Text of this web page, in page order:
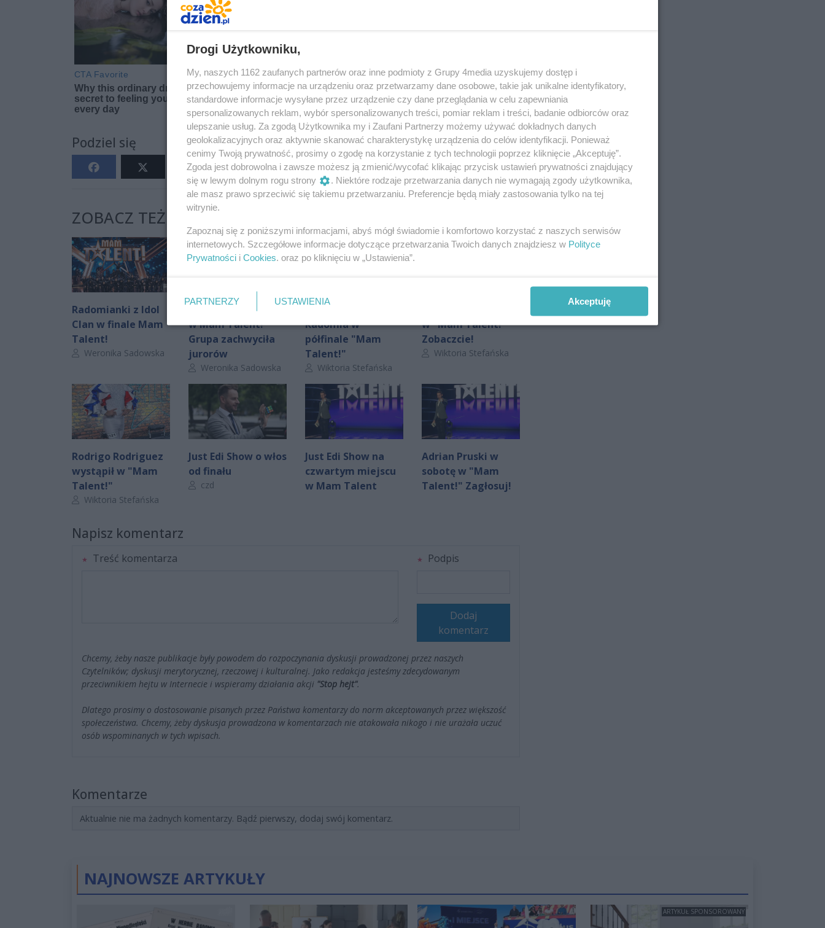
Podziel się Oceń
0 0
ZOBACZ TEŻ:
Radomianki z Idol
Clan w finale Mam
Talent!
Autor artykułu:
Weronika Sadowska
Tancerki z Radomia
w Mam Talent!
Grupa zachwyciła
jurorów
Autor artykułu:
Weronika Sadowska
Radomia w
półfinale "Mam
Talent!"
Autor artykułu:
Wiktoria Stefańska
w "Mam Talent!"
Zobaczcie!
Autor artykułu:
Wiktoria Stefańska
Rodrigo Rodriguez
wystąpił w "Mam
Talent!"
Autor artykułu:
Wiktoria Stefańska
Just Edi Show o włos
od finału
Autor artykułu:
czd
Just Edi Show na
czwartym miejscu
w Mam Talent
Adrian Pruski w
sobotę w "Mam
Talent!" Zagłosuj!
Napisz komentarz
Treść komentarza Podpis
Dodaj
komentarz
Chcemy, żeby nasze publikacje były powodem do rozpoczynania dyskusji prowadzonej przez naszych
Czytelników; dyskusji merytorycznej, rzeczowej i kulturalnej. Jako redakcja jesteśmy zdecydowanym
przeciwnikiem hejtu w Internecie i wspieramy działania akcji "Stop hejt".
Dlatego prosimy o dostosowanie pisanych przez Państwa komentarzy do norm akceptowanych przez większość
społeczeństwa. Chcemy, żeby dyskusja prowadzona w komentarzach nie atakowała nikogo i nie urażała uczuć
osób wspominanych w tych wpisach.
Komentarze
Aktualnie nie ma żadnych komentarzy. Bądź pierwszy, dodaj swój komentarz.
NAJNOWSZE ARTYKUŁY
ARTYKUŁ SPONSOROWANY
Drogi Użytkowniku,
My, naszych 1162 zaufanych partnerów oraz inne podmioty z Grupy 4media uzyskujemy dostęp i
przechowujemy informacje na urządzeniu oraz przetwarzamy dane osobowe, takie jak unikalne identyfikatory,
standardowe informacje wysyłane przez urządzenie czy dane przeglądania w celu zapewniania
spersonalizowanych reklam, wybór spersonalizowanych treści, pomiar reklam i treści, badanie odbiorców oraz
ulepszanie usług. Za zgodą Użytkownika my i Zaufani Partnerzy możemy używać dokładnych danych
geolokalizacyjnych oraz aktywnie skanować charakterystykę urządzenia do celów identyfikacji. Ponieważ
cenimy Twoją prywatność, prosimy o zgodę na korzystanie z tych technologii poprzez kliknięcie „Akceptuję”.
Zgoda jest dobrowolna i zawsze możesz ją zmienić/wycofać klikając przycisk ustawień prywatności znajdujący
się w lewym dolnym rogu strony
. Niektóre rodzaje przetwarzania danych nie wymagają zgody użytkownika,
ale masz prawo sprzeciwić się takiemu przetwarzaniu. Preferencje będą miały zastosowania tylko na tej
witrynie.
Zapoznaj się z poniższymi informacjami, abyś mógł świadomie i komfortowo korzystać z naszych serwisów
internetowych. Szczegółowe informacje dotyczące przetwarzania Twoich danych znajdziesz w Polityce
Prywatności i Cookies. oraz po kliknięciu w „Ustawienia”.
PARTNERZY USTAWIENIA Akceptuję